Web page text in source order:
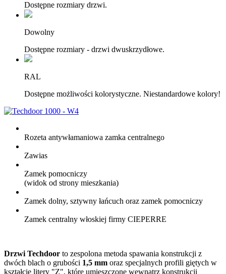
Dostępne rozmiary drzwi.
Dowolny
Dostępne rozmiary - drzwi dwuskrzydłowe.
RAL
Dostępne możliwości kolorystyczne. Niestandardowe kolory!
Rozeta antywłamaniowa zamka centralnego
Zawias
Zamek pomocniczy
(widok od strony mieszkania)
Zamek dolny, sztywny łańcuch oraz zamek pomocniczy
Zamek centralny włoskiej firmy CIEPERRE
Drzwi Techdoor to zespolona metoda spawania konstrukcji z
dwóch blach o grubości 1,5 mm oraz specjalnych profili giętych w
kształcie litery "Z", które umieszczone wewnątrz konstrukcji